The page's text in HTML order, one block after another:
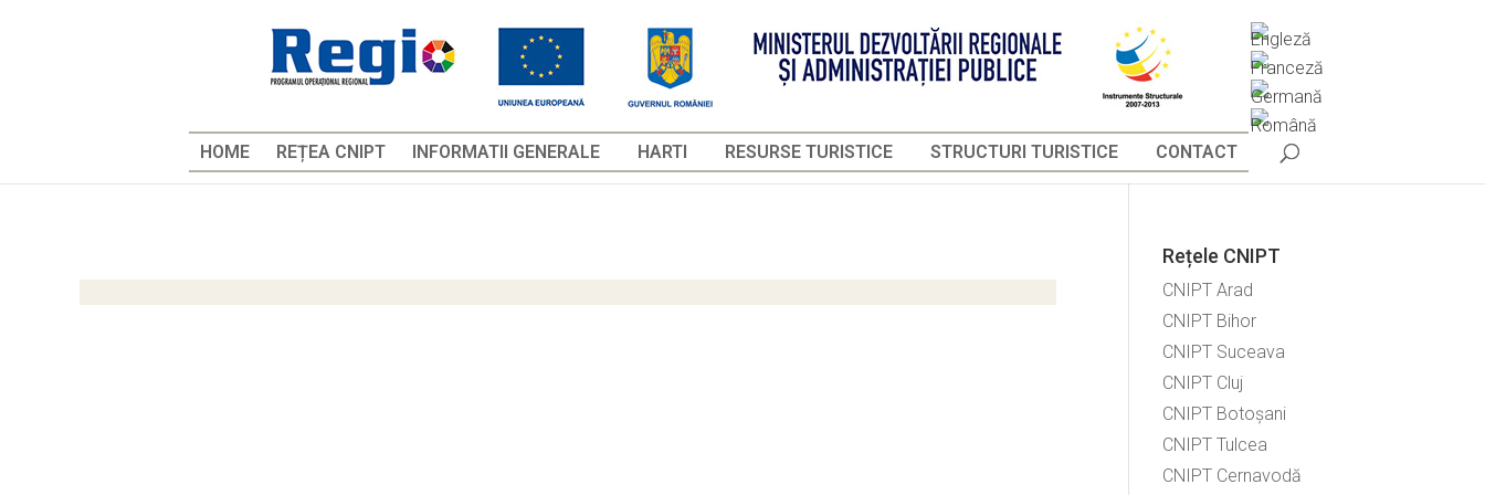
HOME REȚEA CNIPT INFORMATII GENERALE HARTI RESURSE TURISTICE STRUCTURI TURISTICE CONTACT
Rețele CNIPT
CNIPT Arad
CNIPT Bihor
CNIPT Suceava
CNIPT Cluj
CNIPT Botoșani
CNIPT Tulcea
CNIPT Cernavodă